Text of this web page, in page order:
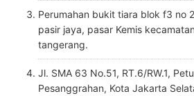
Perumahan bukit tiara blok f3 no
pasir jaya, pasar Kemis
tangerang.
Jl. SMA 63 No.51, RT.6/RW.1,
Pesanggrahan, Kota Jakarta